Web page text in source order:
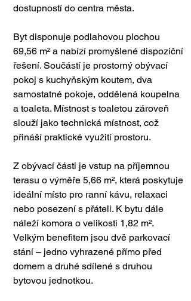
dostupností do centra města.
Byt disponuje podlahovou plochou
69,56 m² a nabízí promyšlené dispoziční
řešení. Součástí je prostorný obývací
pokoj s kuchyňským koutem, dva
samostatné pokoje, oddělená koupelna
a toaleta. Místnost s toaletou zároveň
slouží jako technická místnost, což
přináší praktické využití prostoru.
Z obývací části je vstup na příjemnou
terasu o výměře 5,66 m², která poskytuje
ideální místo pro ranní kávu, relaxaci
nebo posezení s přáteli. K bytu dále
náleží komora o velikosti 1,82 m².
Velkým benefitem jsou dvě parkovací
stání – jedno vyhrazené přímo před
domem a druhé sdílené s druhou
bytovou jednotkou.